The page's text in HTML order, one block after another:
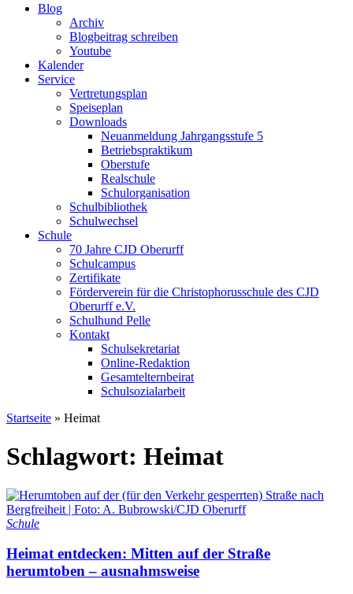
Blog
Archiv
Blogbeitrag schreiben
Youtube
Kalender
Service
Vertretungsplan
Speiseplan
Downloads
Neuanmeldung Jahrgangsstufe 5
Betriebspraktikum
Oberstufe
Realschule
Schulorganisation
Schulbibliothek
Schulwechsel
Schule
70 Jahre CJD Oberurff
Schulcampus
Zertifikate
Förderverein für die Christophorusschule des CJD
Oberurff e.V.
Schulhund Pelle
Kontakt
Schulsekretariat
Online-Redaktion
Gesamtelternbeirat
Schulsozialarbeit
Startseite » Heimat
Schlagwort: Heimat
Schule
Heimat entdecken: Mitten auf der Straße
herumtoben – ausnahmsweise